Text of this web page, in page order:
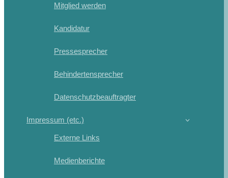
Mitglied werden
Kandidatur
Pressesprecher
Behindertensprecher
Datenschutzbeauftragter
Impressum (etc.)
Externe Links
Medienberichte